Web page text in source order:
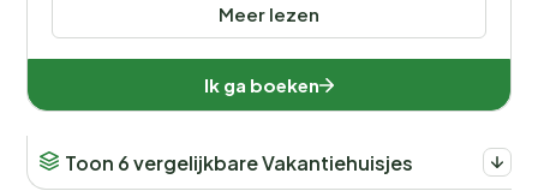
Meer lezen
Ik ga boeken
Toon 6 vergelijkbare Vakantiehuisjes